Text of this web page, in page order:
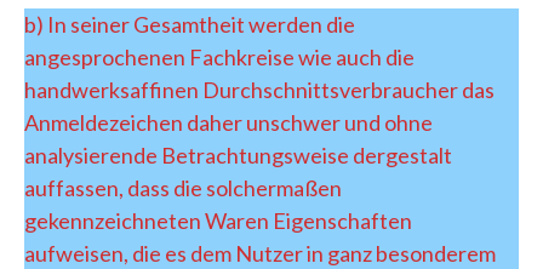
b) In seiner Gesamtheit werden die
angesprochenen Fachkreise wie auch die
handwerksaffinen Durchschnittsverbraucher das
Anmeldezeichen daher unschwer und ohne
analysierende Betrachtungsweise dergestalt
auffassen, dass die solchermaßen
gekennzeichneten Waren Eigenschaften
aufweisen, die es dem Nutzer in ganz besonderem